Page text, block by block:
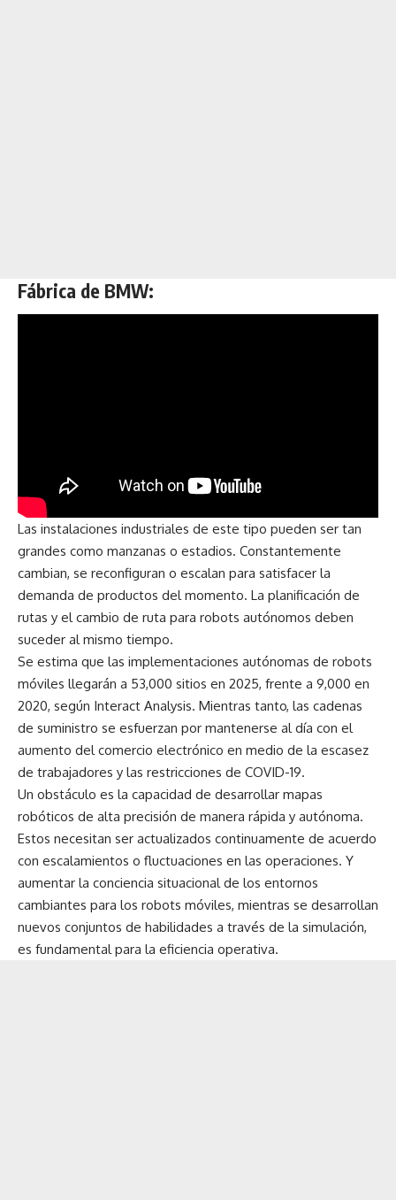
Fábrica de BMW:
Las instalaciones industriales de este tipo pueden ser tan
grandes como manzanas o estadios. Constantemente
cambian, se reconfiguran o escalan para satisfacer la
demanda de productos del momento. La planificación de
rutas y el cambio de ruta para robots autónomos deben
suceder al mismo tiempo.
Se estima que las implementaciones autónomas de robots
móviles llegarán a 53,000 sitios en 2025, frente a 9,000 en
2020, según Interact Analysis. Mientras tanto, las cadenas
de suministro se esfuerzan por mantenerse al día con el
aumento del comercio electrónico en medio de la escasez
de trabajadores y las restricciones de COVID-19.
Un obstáculo es la capacidad de desarrollar mapas
robóticos de alta precisión de manera rápida y autónoma.
Estos necesitan ser actualizados continuamente de acuerdo
con escalamientos o fluctuaciones en las operaciones. Y
aumentar la conciencia situacional de los entornos
cambiantes para los robots móviles, mientras se desarrollan
nuevos conjuntos de habilidades a través de la simulación,
es fundamental para la eficiencia operativa.